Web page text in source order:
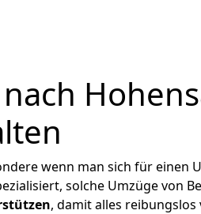
wenn man sich für einen
solche Umzüge von
, damit alles